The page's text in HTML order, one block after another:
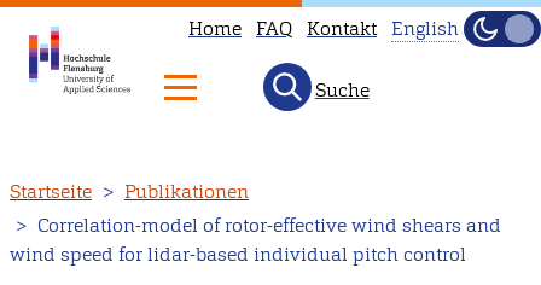
zum
Inhalt
Home FAQ Kontakt
available
in
English
Hell
Suche
Startseite
Publikationen
Correlation-model of rotor-effective wind shears and
wind speed for lidar-based individual pitch control